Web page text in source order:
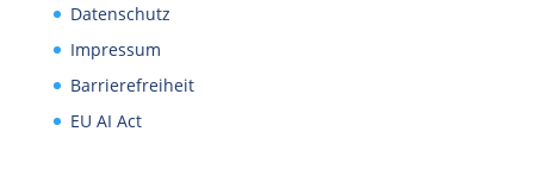
Datenschutz
Impressum
Barrierefreiheit
EU AI Act